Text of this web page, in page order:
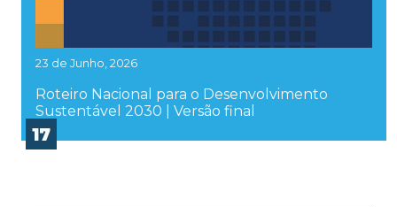
23 de Junho, 2026
Roteiro Nacional para o Desenvolvimento
Sustentável 2030 | Versão final
17